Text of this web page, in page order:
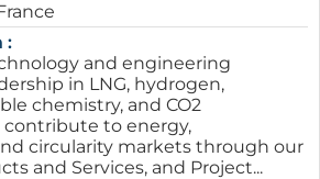
:
and engineering
in LNG, hydrogen,
chemistry, and CO2
to energy,
circularity markets through our
and Services, and Project...